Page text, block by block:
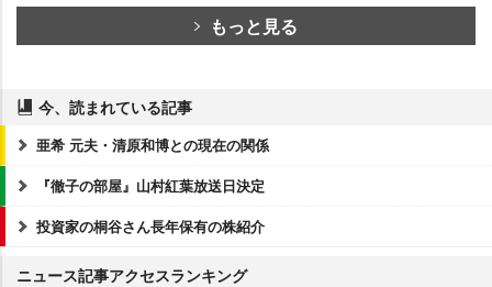
もっと見る
今、読まれている記事
亜希 元夫・清原和博との現在の関係
『徹子の部屋』山村紅葉放送日決定
投資家の桐谷さん長年保有の株紹介
ニュース記事アクセスランキング